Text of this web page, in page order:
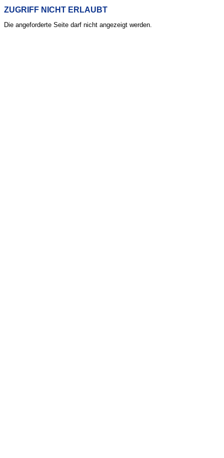
ZUGRIFF NICHT ERLAUBT
Die angeforderte Seite darf nicht angezeigt werden.